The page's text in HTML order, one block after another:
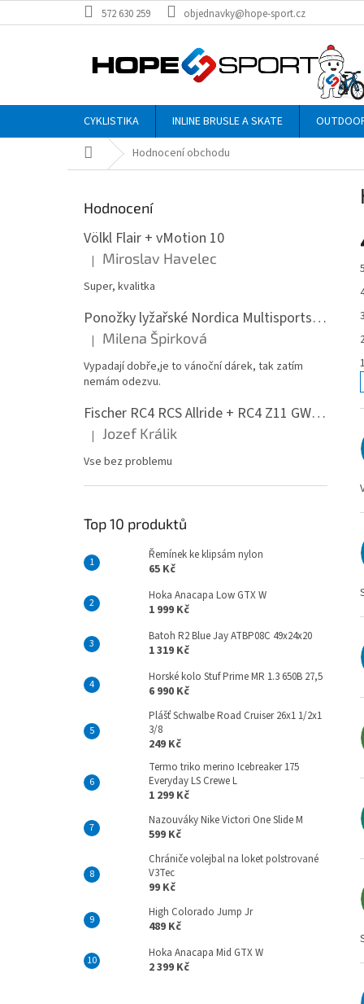
na
572 630 259 objednavky@hope-sport.cz
CYKLISTIKA INLINE BRUSLE A SKATE
Domů Hodnocení obchodu
Hodnocení
Völkl Flair + vMotion 10
Hodnocení produktu je 5 z 5 hvězdiček.
| Miroslav Havelec
Super, kvalitka
Ponožky lyžařské Nordica Multisports Winter dvojbalení
Hodnocení produktu je 5 z 5 hvězdiček.
| Milena Špirková
Vypadají dobře,je to vánoční dárek, tak zatím
nemám odezvu.
Fischer RC4 RCS Allride + RC4 Z11 GW PR
Hodnocení produktu je 5 z 5 hvězdiček.
| Jozef Králik
Vse bez problemu
Top 10 produktů
Řemínek ke klipsám nylon
65 Kč
Hoka Anacapa Low GTX W
1 999 Kč
Batoh R2 Blue Jay ATBP08C 49x24x20
1 319 Kč
Horské kolo Stuf Prime MR 1.3 650B 27,5
6 990 Kč
Plášť Schwalbe Road Cruiser 26x1 1/2x1
3/8
249 Kč
Termo triko merino Icebreaker 175
Everyday LS Crewe L
1 299 Kč
Nazouváky Nike Victori One Slide M
599 Kč
Chrániče volejbal na loket polstrované
V3Tec
99 Kč
High Colorado Jump Jr
489 Kč
Hoka Anacapa Mid GTX W
2 399 Kč
5
3
1
i